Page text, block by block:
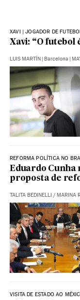
XAVI | JOGADOR DE
Xavi: “O futebol
LUIS MARTÍN | Barcelona |
REFORMA POLÍTICA NO
Eduardo Cunha
proposta de
TALITA BEDINELLI / MARINA
VISITA DE ESTADO AO